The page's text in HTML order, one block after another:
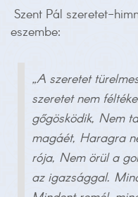
Szent Pál szeretet-
eszembe:
„A szeretet
szeretet nem
gőgösködik, Nem
magáét, Haragra
rója, Nem örül a
az igazsággal.